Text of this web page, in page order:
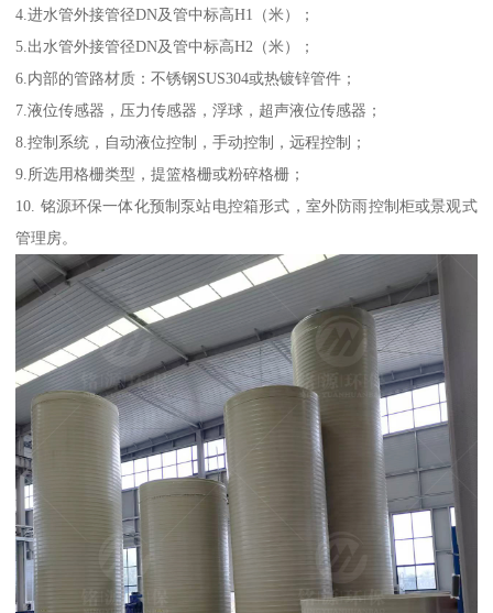
4.进水管外接管径DN及管中标高H1（米）；
5.出水管外接管径DN及管中标高H2（米）；
6.内部的管路材质：不锈钢SUS304或热镀锌管件；
7.液位传感器，压力传感器，浮球，超声液位传感器；
8.控制系统，自动液位控制，手动控制，远程控制；
9.所选用格栅类型，提篮格栅或粉碎格栅；
10. 铭源环保一体化预制泵站电控箱形式，室外防雨控制柜或景观式
管理房。